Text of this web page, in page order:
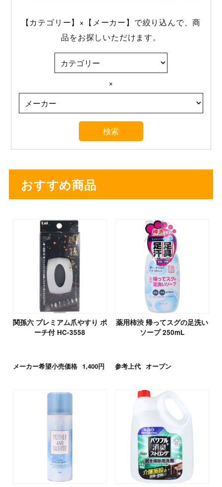
【カテゴリー】×【メーカー】で絞り込んで、商
品をお探しいただけます。
×
おすすめ商品
関孫六 プレミアム爪やすり ポ
ーチ付 HC-3558
メーカー希望小売価格 1,400円
薬用柿渋 帰ってスグの足洗い
ソープ 250mL
参考上代 オープン